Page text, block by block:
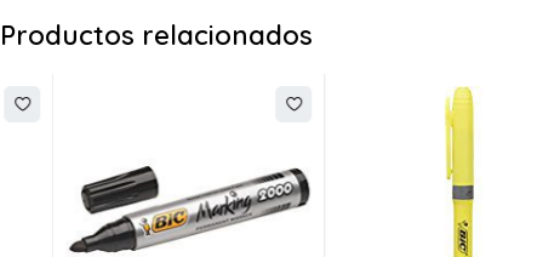
Productos relacionados